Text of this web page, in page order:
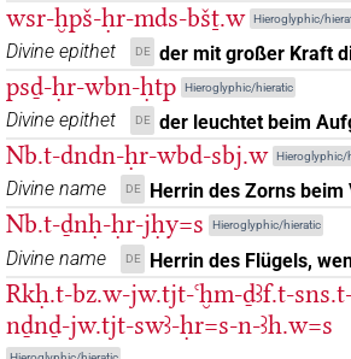
⸮𓁷?⸮𓏤? | 4× PREP (1,2,3,4)
⸮𓁷?⸮𔏴?⸮𓏤? | 2× PREP (1,
⸮𓁷?𓏤 | 3× PREP
⸮𓍛𓏤? | 1× PREP (1)
𓁷 | 1× PREP ( 1)
𓁷sic | 2× PREP (1 , )
wsr-ḫpš-ḥr-mds-bšṯ.w Hieroglyphic/
Divine epithet DE der mit großer Kraft
psḏ-ḥr-wbn-ḥtp Hieroglyphic/hieratic
Divine epithet DE der leuchtet beim
Nb.t-dndn-ḥr-wbd-sbj.w Hieroglyphic/
Divine name DE Herrin des Zorns
Nb.t-ḏnḥ-ḥr-jḥy=s Hieroglyphic/hieratic
Divine name DE Herrin des Flügels,
Rkḥ.t-bz.w-jw.tjt-ꜥḫm-ḏꜣf.t-
nḏnḏ-jw.tjt-swꜣ-ḥr=s-n-ꜣh.w=s